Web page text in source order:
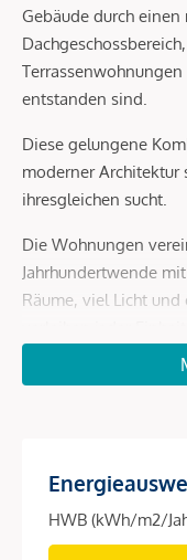
Gebäude durch einen
entstanden sind.
Diese gelungene
moderner Architektur
ihresgleichen sucht.
Die Wohnungen
Jahrhundertwende
Räume, viel Licht
treffen historische
Ausstattung – ideal
sowie durchdachte
das höchsten
HWB (kWh/m2/